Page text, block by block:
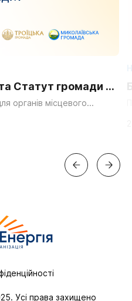
Статут громади на
та єдності?
органів місцевого
«працьовиті люди»,
Усі права захищено